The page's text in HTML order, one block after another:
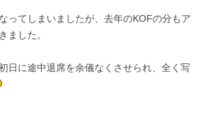
ってしまいましたが、去年のKOFの分もア
ました。
日に途中退席を余儀なくさせられ、全く写